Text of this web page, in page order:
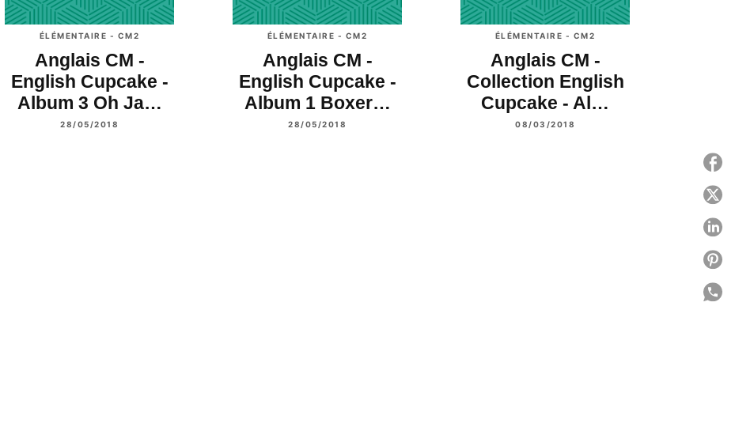
ÉLÉMENTAIRE - CM2
Anglais CM -
English Cupcake -
Album 3 Oh Ja…
28/05/2018
ÉLÉMENTAIRE - CM2
Anglais CM -
English Cupcake -
Album 1 Boxer…
28/05/2018
ÉLÉMENTAIRE - CM2
Anglais CM -
Collection English
Cupcake - Al…
08/03/2018